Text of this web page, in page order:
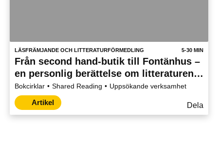
LÄSFRÄMJANDE OCH LITTERATURFÖRMEDLING 5-30 MIN
Från second hand-butik till Fontänhus –
en personlig berättelse om litteraturens
transformerande kraft
Bokcirklar Shared Reading Uppsökande verksamhet
Artikel Dela